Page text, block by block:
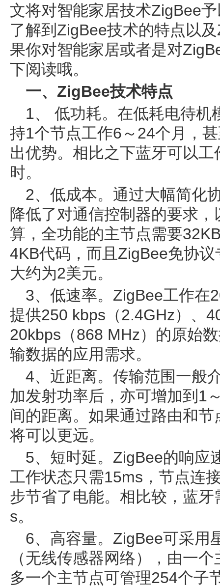
文将对智能家居技术ZigBee
了解到ZigBee技术的特点以
果你对智能家居或者是对
下阅读哦。
一、ZigBee技术特点
1、 低功耗。在低耗电待机
持1个节点工作6～24个月，
出优势。相比之下蓝牙可以
时。
2、低成本。通过大幅简化
降低了对通信控制器的要求
算，全功能的主节点需要
4KB代码，而且ZigBee免协
大约为2美元。
3、低速率。ZigBee工作在
提供250 kbps（2.4GHz）、
20kbps（868 MHz）的原始
输数据的应用需求。
4、近距离。传输范围一般
加发射功率后，亦可增加到1
间的距离。如果通过路由和
将可以更远。
5、短时延。ZigBee的响应
工作状态只需15ms，节点连
步节省了电能。相比较，蓝
s。
6、高容量。ZigBee可采用
（无线传感器网络），由一
多一个主节点可管理254个子